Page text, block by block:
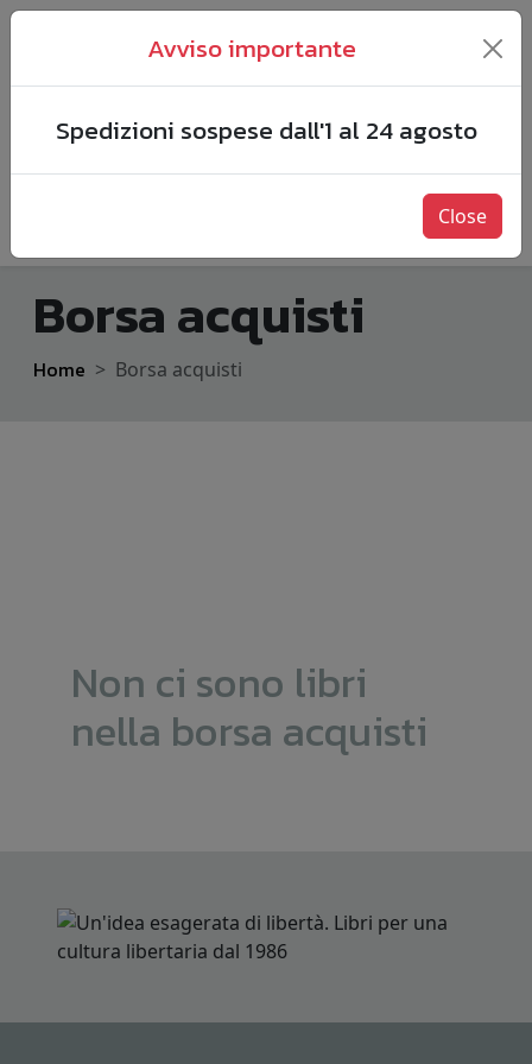
Borsa acquisti
Home Borsa acquisti
Non ci sono libri
nella borsa acquisti
Avviso importante
Spedizioni sospese dall'1 al 24 agosto
Close